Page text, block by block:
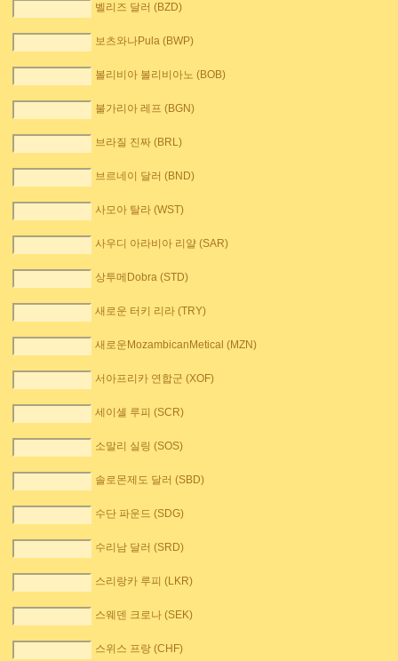
벨리즈 달러 (BZD)
보츠와나Pula (BWP)
볼리비아 볼리비아노 (BOB)
불가리아 레프 (BGN)
브라질 진짜 (BRL)
브르네이 달러 (BND)
사모아 탈라 (WST)
사우디 아라비아 리얄 (SAR)
상투메Dobra (STD)
새로운 터키 리라 (TRY)
새로운MozambicanMetical (MZN)
서아프리카 연합군 (XOF)
세이셸 루피 (SCR)
소말리 실링 (SOS)
솔로몬제도 달러 (SBD)
수단 파운드 (SDG)
수리남 달러 (SRD)
스리랑카 루피 (LKR)
스웨덴 크로나 (SEK)
스위스 프랑 (CHF)